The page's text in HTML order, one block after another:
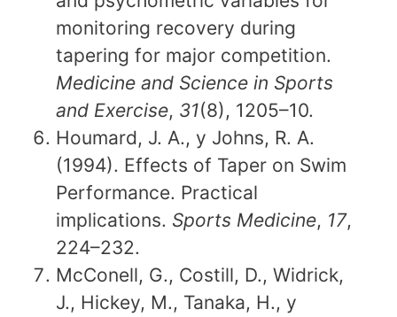
monitoring recovery during
tapering for major competition.
Medicine and Science in Sports
and Exercise, 31(8), 1205–10.
Houmard, J. A., y Johns, R. A.
(1994). Effects of Taper on Swim
Performance. Practical
implications. Sports Medicine, 17,
224–232.
McConell, G., Costill, D., Widrick,
J., Hickey, M., Tanaka, H., y